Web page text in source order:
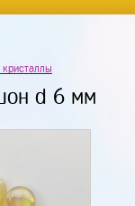
d 6 мм